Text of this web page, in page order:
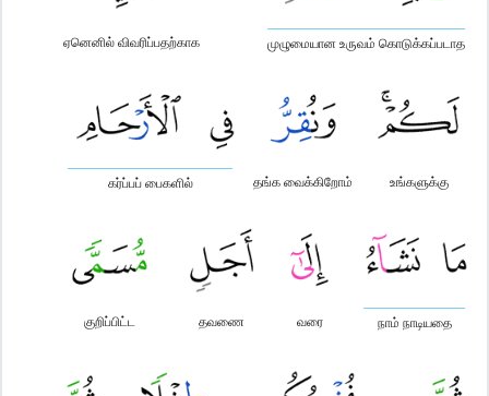
முழுமையான உருவம் கொடுக்கப்படாத
ஏனெனில் விவரிப்பதற்காக
உங்களுக்கு
தங்க வைக்கிறோம்
கர்ப்பப் பைகளில்
நாம் நாடியதை
வரை
தவணை
குறிப்பிட்ட